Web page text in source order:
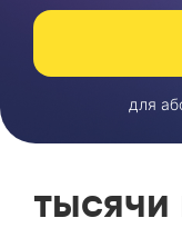
для
тысячи